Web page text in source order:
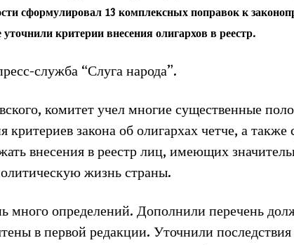
сформулировал 13 комплексных поправок к
уточнили критерии внесения олигархов в реестр.
служба “Слуга народа”.
комитет учел многие существенные
критериев закона об олигархах четче, а также
внесения в реестр лиц, имеющих
жизнь страны.
много определений. Дополнили перечень
в первой редакции. Уточнили